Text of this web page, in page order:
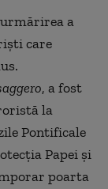
a
care
, a fost
la
Pontificale
Papei şi
poarta